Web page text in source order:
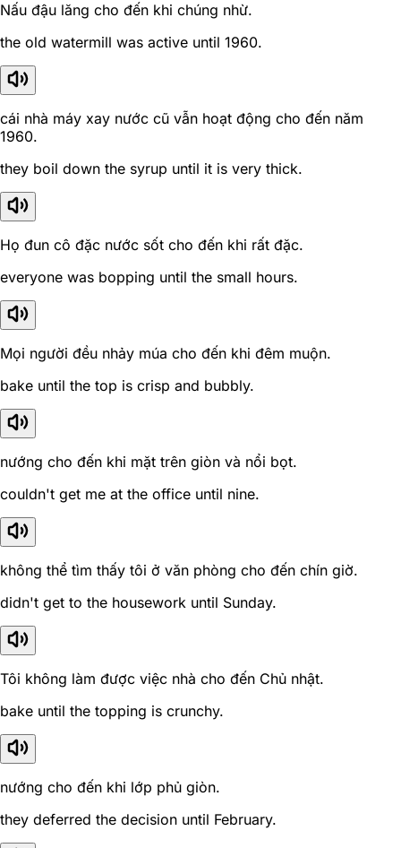
Nấu đậu lăng cho đến khi chúng nhừ.
the old watermill was active until 1960.
cái nhà máy xay nước cũ vẫn hoạt động cho đến năm
1960.
they boil down the syrup until it is very thick.
Họ đun cô đặc nước sốt cho đến khi rất đặc.
everyone was bopping until the small hours.
Mọi người đều nhảy múa cho đến khi đêm muộn.
bake until the top is crisp and bubbly.
nướng cho đến khi mặt trên giòn và nổi bọt.
couldn't get me at the office until nine.
không thể tìm thấy tôi ở văn phòng cho đến chín giờ.
didn't get to the housework until Sunday.
Tôi không làm được việc nhà cho đến Chủ nhật.
bake until the topping is crunchy.
nướng cho đến khi lớp phủ giòn.
they deferred the decision until February.